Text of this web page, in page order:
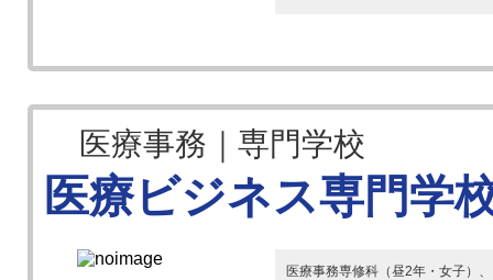
医療事務｜専門学校
医療ビジネス専門学
医療事務専修科（昼2年・女子）